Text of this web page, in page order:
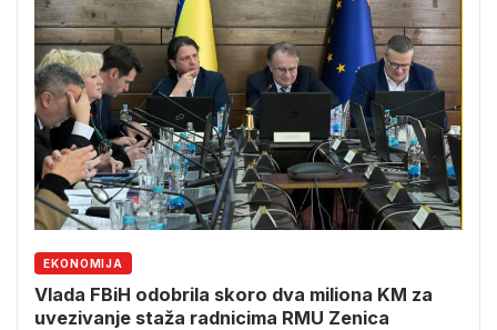
EKONOMIJA
Vlada FBiH odobrila skoro dva miliona KM za
uvezivanje staža radnicima RMU Zenica